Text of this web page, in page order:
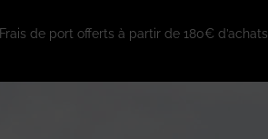
Frais de port offerts à partir de 180€ d’achats